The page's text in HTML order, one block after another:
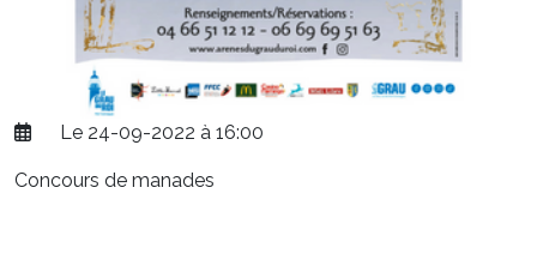
Le 24-09-2022 à 16:00
Concours de manades